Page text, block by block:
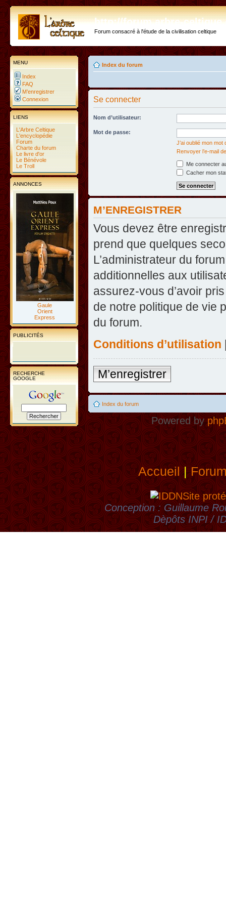
http://forum.arbre-
Forum consacré à l'étude de la civilisation celtique
MENU
Index
FAQ
M’enregistrer
Connexion
LIENS
L'Arbre Celtique
L'encyclopédie
Forum
Charte du forum
Le livre d'or
Le Bénévole
Le Troll
ANNONCES
Gaule
Orient
Express
PUBLICITÉS
RECHERCHE
GOOGLE
Index du forum
Se connecter
Nom d’utilisateur:
Mot de passe:
J’ai oublié mon mot
Renvoyer l’e-mail
Me connecter
Cacher mon
M’ENREGISTRER
Vous devez être
prend que quelques
L’administrateur du
additionnelles aux
assurez-vous d’avoir
de notre politique de vie
du forum.
Conditions d’utilisation
M’enregistrer
Index du forum
Powered by
Accueil|
Site
Conception : Guillaume
Dèpôts INPI /